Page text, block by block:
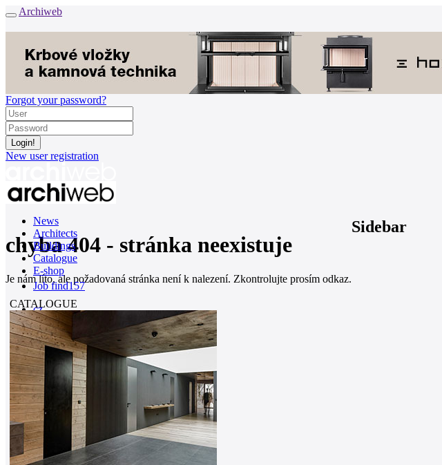
Archiweb
Forgot your password?
New user registration
News
Architects
Buildings
Catalogue
E-shop
Job find157
cz
chyba 404 - stránka neexistuje
Je nám líto, ale požadovaná stránka není k nalezení. Zkontrolujte prosím odkaz.
Sidebar
CATALOGUE